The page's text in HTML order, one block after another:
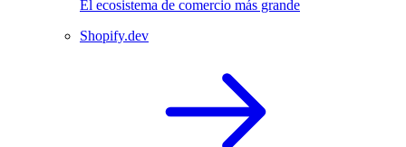
El ecosistema de comercio más grande
Shopify.dev